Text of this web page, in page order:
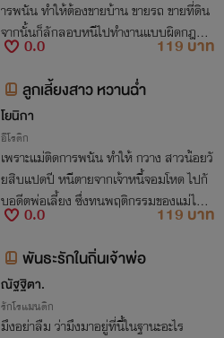
ารพนัน ทำให้ต้องขายบ้าน ขายรถ ขายที่ดิน
จากนั้นก็ลักลอบหนีไปทำงานแบบผิดกฎหม
ายที่ประเทศเกาหลี ทิ้งเธอไว้กับย่าสองคน โ
ดยไม่ให้เงิน ต้องอาศัยเงินคนแก่เดือนละไม่กี่
ร้อยของย่า ทำให้เธอออกรับจ้างทำงานทั่วไป
และคนที่จ้างเธอบ่อยที่สุดก็คงจะเป็นใครไปไ
ม่ได้ นั่นก็คือ ลุงเมท ลุงข้างบ้านที่มักจะจ้างเ
ธอมาทำความสะอาดบ้าน และเมื่อทั้งสองใก
ล้ชิดกัน จะเกิดอะไรขึ้น ติดตามได้เลยจ้า
0.0
119 บาท
ลูกเลี้ยงสาว หวานฉ่ำ
โยนิกา
อีโรติก
เพราะแม่ติดการพนัน ทำให้ กวาง สาวน้่อยวั
ยสิบแปดปี หนีตายจากเจ้าหนี้จอมโหด ไปกั
บอดีตพ่อเลี้ยง ซึ่งทนพฤติกรรมของแม่ไม่ไ
หว ไปอยู่ต่างจังหวัด ความใกล้ชิดก็ทำให้ทั้ง
คู่แอบเผลอใจให้กัน จนทำลายกำแพงลง
0.0
119 บาท
พันธะรักในถิ่นเจ้าพ่อ
ณัฐฐิตา.
รักโรแมนติก
มึงอย่าลืม ว่ามึงมาอยู่ที่นี้ในฐานะอะไร